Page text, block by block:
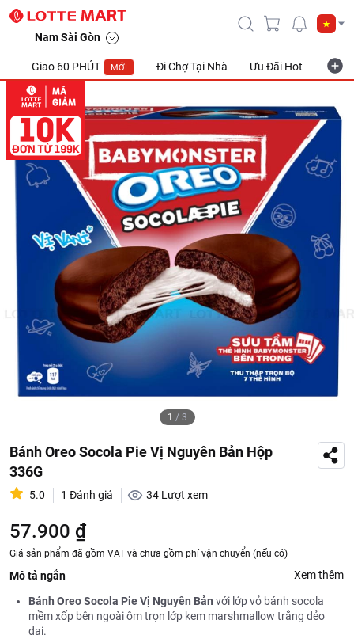
Nam Sài Gòn
Giao 60 PHÚT MỚI Đi Chợ Tại Nhà Ưu Đãi Hot
1 / 3
Bánh Oreo Socola Pie Vị Nguyên Bản Hộp
336G
5.0 1 Đánh giá 34 Lượt xem
57.900 ₫
Giá sản phẩm đã gồm VAT và chưa gồm phí vận chuyển (nếu có)
Mô tả ngắn Xem thêm
Bánh Oreo Socola Pie Vị Nguyên Bản với lớp vỏ bánh socola
mềm xốp bên ngoài ôm trọn lớp kem marshmallow trắng dẻo
dai.